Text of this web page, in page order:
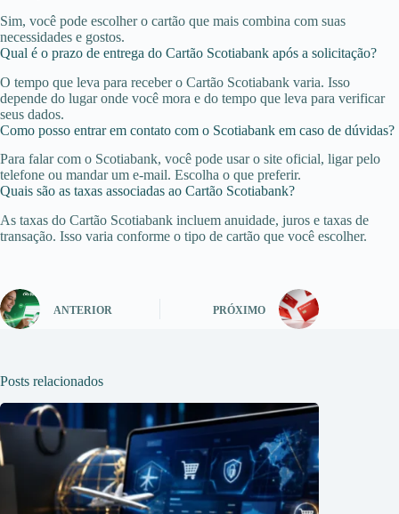
Sim, você pode escolher o cartão que mais combina com suas
necessidades e gostos.
Qual é o prazo de entrega do Cartão Scotiabank após a solicitação?
O tempo que leva para receber o Cartão Scotiabank varia. Isso
depende do lugar onde você mora e do tempo que leva para verificar
seus dados.
Como posso entrar em contato com o Scotiabank em caso de dúvidas?
Para falar com o Scotiabank, você pode usar o site oficial, ligar pelo
telefone ou mandar um e-mail. Escolha o que preferir.
Quais são as taxas associadas ao Cartão Scotiabank?
As taxas do Cartão Scotiabank incluem anuidade, juros e taxas de
transação. Isso varia conforme o tipo de cartão que você escolher.
ANTERIOR PRÓXIMO
Posts relacionados